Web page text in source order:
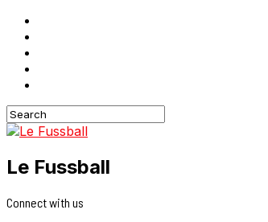
Le Fussball
Connect with us